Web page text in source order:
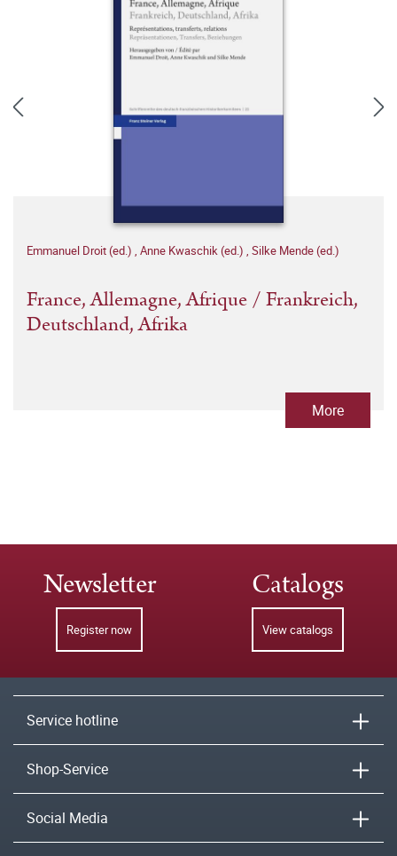
Emmanuel Droit (ed.) , Anne Kwaschik (ed.) , Silke Mende (ed.)
France, Allemagne, Afrique / Frankreich,
Deutschland, Afrika
More
Newsletter
Register now
Catalogs
View catalogs
Service hotline
Shop-Service
Social Media